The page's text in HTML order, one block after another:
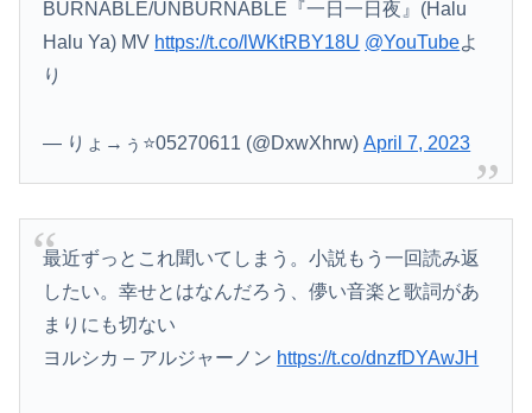
BURNABLE/UNBURNABLE『一日一日夜』(Halu
Halu Ya) MV https://t.co/lWKtRBY18U @YouTubeよ
り
— りょ→ぅ⭐️05270611 (@DxwXhrw)April 7, 2023
最近ずっとこれ聞いてしまう。小説もう一回読み返
したい。幸せとはなんだろう、儚い音楽と歌詞があ
まりにも切ない
ヨルシカ – アルジャーノン https://t.co/dnzfDYAwJH